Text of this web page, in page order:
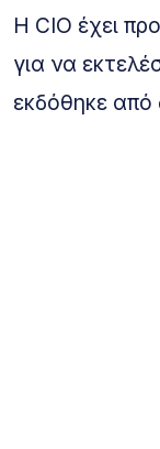
Η CIO έχει
για να
εκδόθηκε από